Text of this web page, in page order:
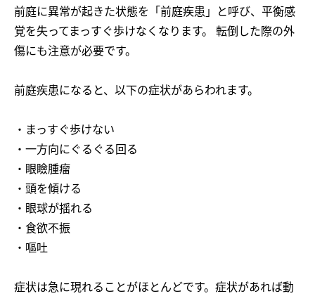
前庭に異常が起きた状態を「前庭疾患」と呼び、平衡感
覚を失ってまっすぐ歩けなくなります。 転倒した際の外
傷にも注意が必要です。
前庭疾患になると、以下の症状があらわれます。
・まっすぐ歩けない
・一方向にぐるぐる回る
・眼瞼腫瘤
・頭を傾ける
・眼球が揺れる
・食欲不振
・嘔吐
症状は急に現れることがほとんどです。症状があれば動